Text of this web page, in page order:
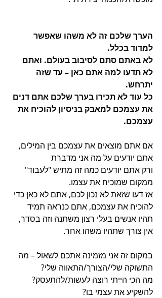
הערך שלכם זה לא משהו שאפשר
למדוד בכלל.
לא באתם סתם לסיבוב בעולם. ואתם
לא תדעו למה אתם כאן – עד שזה
יתרחש.
כל עוד לא תכירו בערך שלכם אתם דנים
את עצמכם למאבק בניסיון להוכיח את
עצמכם.
אם אתם מוצאים את עצמכם בין המילים,
אתם יודעים על מה אני מדברת
ורק אתם יודעים כמה זה מתיש "לעבוד"
ממקום שמוכיח את עצמו.
אז דעו שזאת לא נכון לכם, אתם לא כאן כדי
להוכיח את עצמכם, אתם כנראה תמיד
תהיו אנשים בעלי רצון משתנה וזה בסדר,
אין צורך שתהיו משהו אחר.
במקום זה אני מזמינה אתכם לשאול – מה
התשוקה שלי/הצורך/התאווה שלי?
מה הכי הייתי רוצה לעשות/להתעסק?
להשקיע את עצמי בו?